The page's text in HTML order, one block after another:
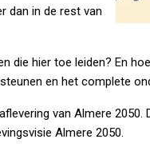
dan in de rest van
die hier toe leiden? En hoe
en het complete
van Almere
Almere 2050.